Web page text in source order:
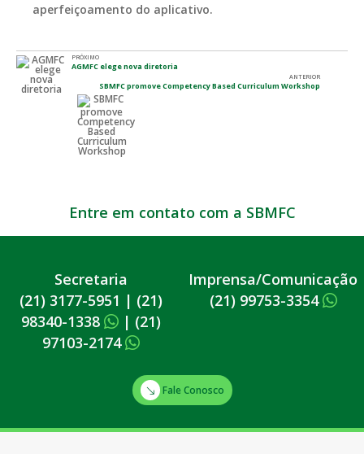
aperfeiçoamento do aplicativo.
PRÓXIMO
AGMFC elege nova diretoria
ANTERIOR
SBMFC promove Competency Based Curriculum Workshop
Entre em contato com a SBMFC
Secretaria
(21) 3177-5951 | (21)
98340-1338
| (21)
97103-2174
Imprensa/Comunicação
(21) 99753-3354
Fale Conosco